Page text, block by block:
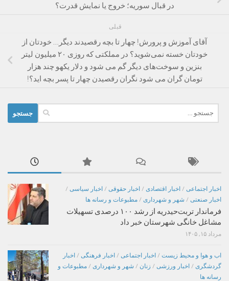
در قبال سوریه؛ خروج یا نمایش قدرت؟
قبلی
آقای آموزش و پرورش! چهار تا بچه رقصیدند دیگر… خودتان از
خودتان خسته نمی‌شوید؟ در مملکتی که روزی ۲۰ میلیون لیتر
بنزین و سوخت‌های دیگر گم می شود و دلار یکهو چند هزار
تومان گران می شود نگران رقصیدن چهار تا پسر بچه اید؟!
برای:
اخبار اجتماعی / اخبار اقتصادی / اخبار حقوقی / اخبار سیاسی /
اخبار صنعتی / شهر و شهرداری / مطبوعات و رسانه ها
فرماندار تربت‌حیدریه از رشد ۱۰۰ درصدی تسهیلات
مشاغل خانگی شهرستان خبر داد
مرداد ۱۵, ۱۴۰۵
اب و هوا و محیط زیست / اخبار اجتماعی / اخبار فرهنگی / اخبار
گردشگری / اخبار ورزشی / زنان / شهر و شهرداری / مطبوعات و
رسانه ها